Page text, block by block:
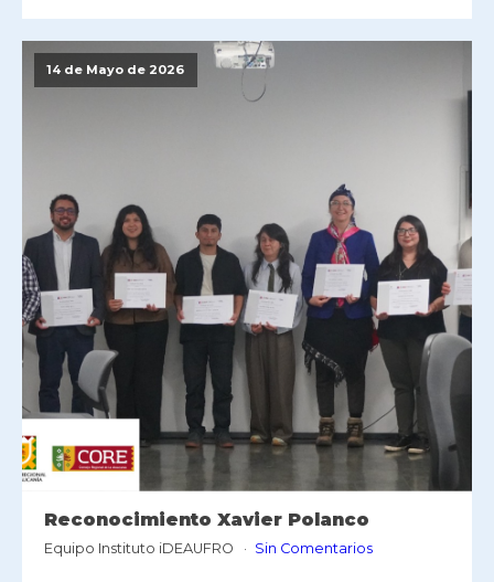
14 de Mayo de 2026
Reconocimiento Xavier Polanco
Equipo Instituto iDEAUFRO Sin Comentarios